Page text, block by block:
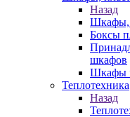
Назад
Шкафы,
Боксы
шкафов
Шкафы
Теплотехника
Назад